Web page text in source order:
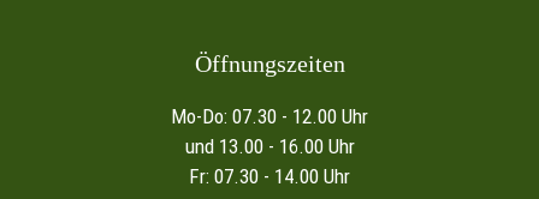
Öffnungszeiten
Mo-Do: 07.30 - 12.00 Uhr
und 13.00 - 16.00 Uhr
Fr: 07.30 - 14.00 Uhr